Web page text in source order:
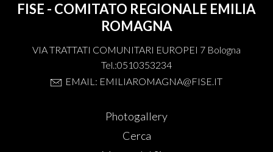
FISE - COMITATO REGIONALE EMILIA
ROMAGNA
VIA TRATTATI COMUNITARI EUROPEI 7 Bologna
Tel.:0510353234
EMAIL: EMILIAROMAGNA@FISE.IT
Photogallery
Cerca